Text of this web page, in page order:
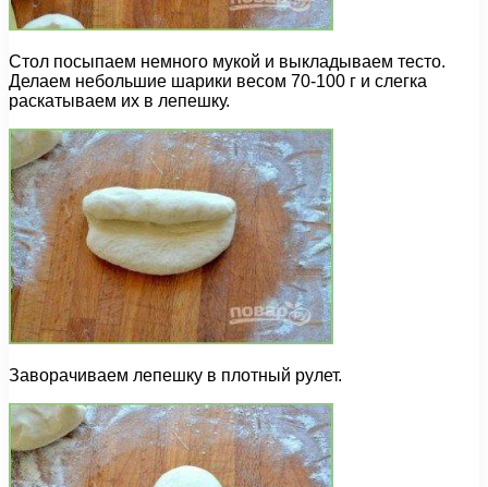
Стол посыпаем немного мукой и выкладываем тесто.
Делаем небольшие шарики весом 70-100 г и слегка
раскатываем их в лепешку.
Заворачиваем лепешку в плотный рулет.